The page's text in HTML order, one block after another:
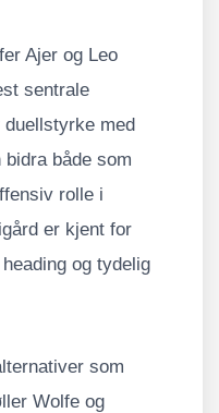
Ajer og Leo
sentrale
duellstyrke med
bidra både som
rolle i
er kjent for
og tydelig
som
Wolfe og